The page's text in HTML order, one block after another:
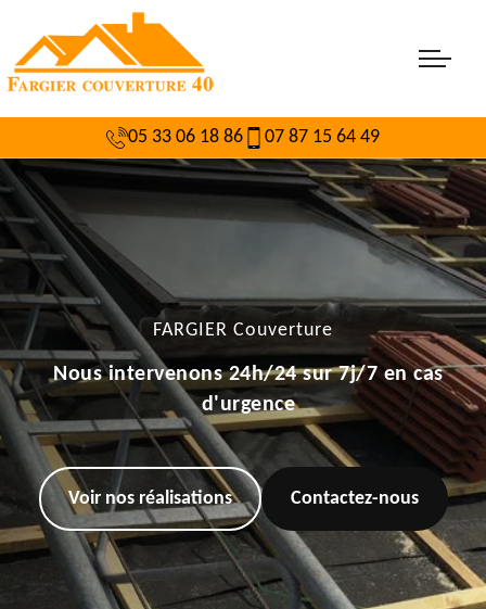
05 33 06 18 86 07 87 15 64 49
FARGIER Couverture
Nous intervenons 24h/24 sur 7j/7 en cas
d'urgence
Voir nos réalisations Contactez-nous